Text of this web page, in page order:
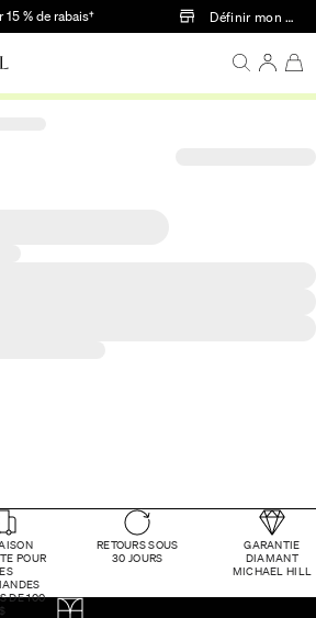
Passer au contenu principal
% de rabais† Définir mon
POUR
DE 100
$
RETOURS SOUS
30 JOURS
GARANTIE
DIAMANT
MICHAEL HILL